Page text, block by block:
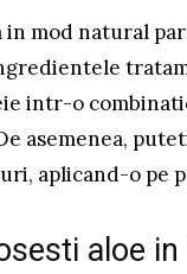
mod natural
intr-o
asemenea,
aplicand-o pe
aloe